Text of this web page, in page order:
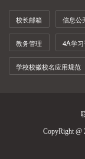
校长邮箱 信息公
教务管理 4A学习
学校校徽校名应用规范
CopyRight @